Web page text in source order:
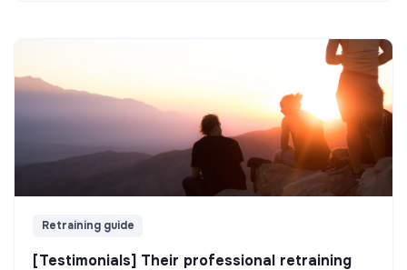
Retraining guide
[Testimonials] Their professional retraining